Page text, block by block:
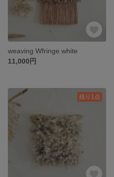
weaving Wfringe white
11,000円
残り1点